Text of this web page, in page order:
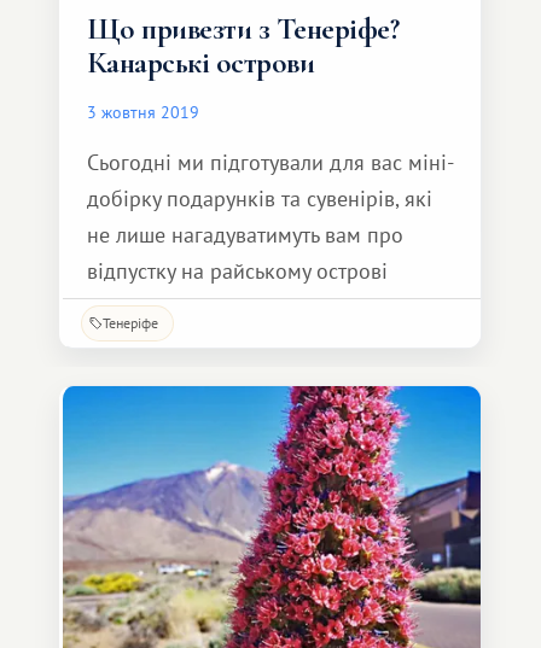
Що привезти з Тенеріфе?
Канарські острови
3 жовтня 2019
Сьогодні ми підготували для вас міні-
добірку подарунків та сувенірів, які
не лише нагадуватимуть вам про
відпустку на райському острові
Тенеріфе, а й порадують ваших
рідних та близьких.
Тенеріфе